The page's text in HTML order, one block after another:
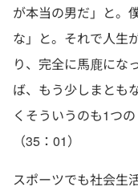
が本当の男だ」と。
な」と。それで人生
り、完全に馬鹿にな
ば、もう少しまとも
くそういうのも1つ
（35：01）
スポーツでも社会生